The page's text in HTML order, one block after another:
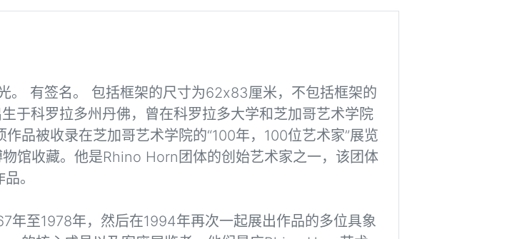
有签名。 包括框架的尺寸为62x83厘米，不包括框架的
于科罗拉多州丹佛，曾在科罗拉多大学和芝加哥艺术学院
品被收录在芝加哥艺术学院的“100年，100位艺术家”展览
馆收藏。他是Rhino Horn团体的创始艺术家之一，该团体
。
至1978年，然后在1994年再次一起展出作品的多位具象